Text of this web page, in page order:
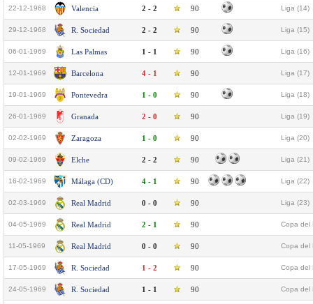
22-12-1968 Valencia 2 - 2 90 Liga (14)
29-12-1968 R. Sociedad 2 - 2 90 Liga (15)
06-01-1969 Las Palmas 1 - 1 90 Liga (16)
12-01-1969 Barcelona 4 - 1 90 Liga (17)
19-01-1969 Pontevedra 1 - 0 90 Liga (18)
26-01-1969 Granada 2 - 0 90 Liga (19)
02-02-1969 Zaragoza 1 - 0 90 Liga (20)
09-02-1969 Elche 2 - 2 90 Liga (21)
16-02-1969 Málaga (CD) 4 - 1 90 Liga (22)
02-03-1969 Real Madrid 0 - 0 90 Liga (23)
04-05-1969 Real Madrid 2 - 1 90 Copa del
11-05-1969 Real Madrid 0 - 0 90 Copa del
17-05-1969 R. Sociedad 1 - 2 90 Copa del
24-05-1969 R. Sociedad 1 - 1 90 Copa del